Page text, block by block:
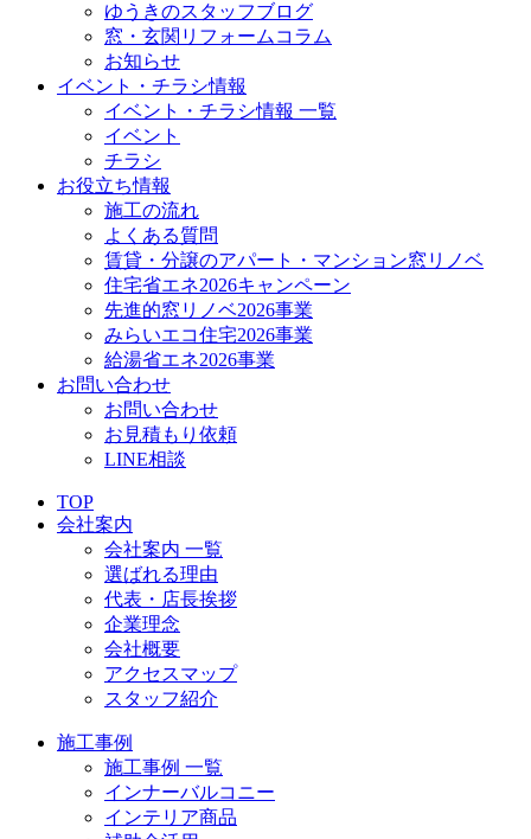
ゆうきのスタッフブログ
窓・玄関リフォームコラム
お知らせ
イベント・チラシ情報
イベント・チラシ情報 一覧
イベント
チラシ
お役立ち情報
施工の流れ
よくある質問
賃貸・分譲のアパート・マンション窓リノベ
住宅省エネ2026キャンペーン
先進的窓リノベ2026事業
みらいエコ住宅2026事業
給湯省エネ2026事業
お問い合わせ
お問い合わせ
お見積もり依頼
LINE相談
TOP
会社案内
会社案内 一覧
選ばれる理由
代表・店長挨拶
企業理念
会社概要
アクセスマップ
スタッフ紹介
施工事例
施工事例 一覧
インナーバルコニー
インテリア商品